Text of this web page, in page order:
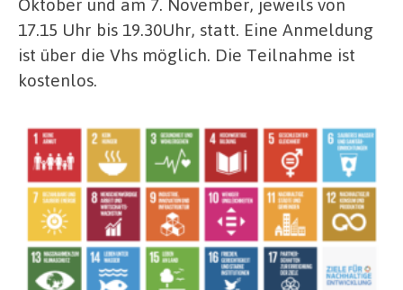
17.15 Uhr bis 19.30Uhr, statt. Eine Anmeldung
ist über die Vhs möglich. Die Teilnahme ist
kostenlos.